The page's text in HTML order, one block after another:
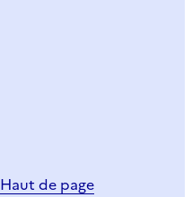
Haut de page